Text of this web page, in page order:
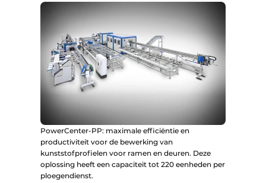
PowerCenter-PP: maximale efficiëntie en
productiviteit voor de bewerking van
kunststofprofielen voor ramen en deuren. Deze
oplossing heeft een capaciteit tot 220 eenheden per
ploegendienst.